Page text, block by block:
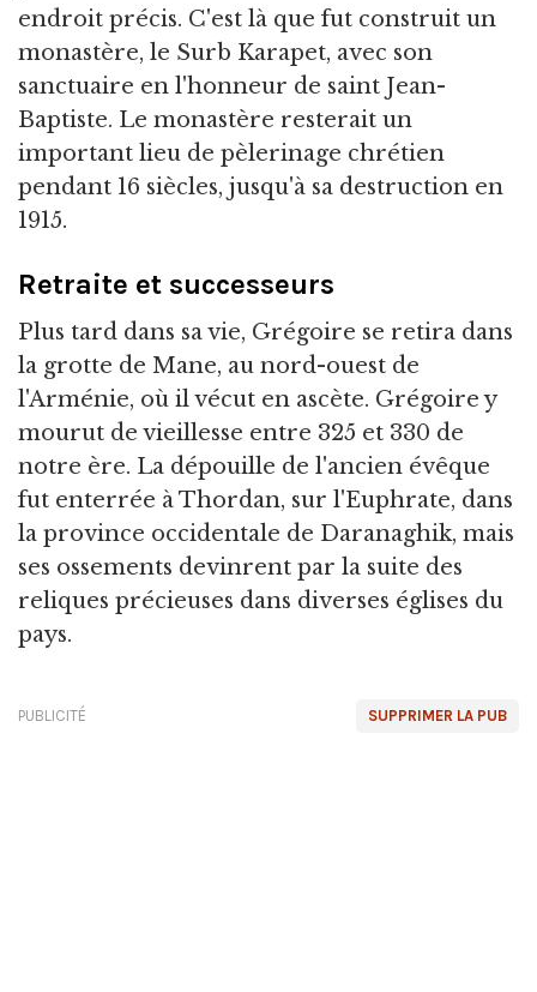
endroit précis. C'est là que fut construit un
monastère, le Surb Karapet, avec son
sanctuaire en l'honneur de saint Jean-
Baptiste. Le monastère resterait un
important lieu de pèlerinage chrétien
pendant 16 siècles, jusqu'à sa destruction en
1915.
Retraite et successeurs
Plus tard dans sa vie, Grégoire se retira dans
la grotte de Mane, au nord-ouest de
l'Arménie, où il vécut en ascète. Grégoire y
mourut de vieillesse entre 325 et 330 de
notre ère. La dépouille de l'ancien évêque
fut enterrée à Thordan, sur l'Euphrate, dans
la province occidentale de Daranaghik, mais
ses ossements devinrent par la suite des
reliques précieuses dans diverses églises du
pays.
SUPPRIMER LA PUB
PUBLICITÉ